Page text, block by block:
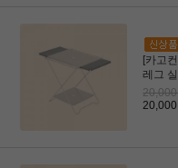
[카고
레그
20,000